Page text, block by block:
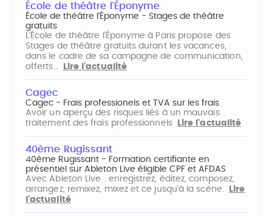
École de théâtre l'Éponyme
École de théâtre l'Éponyme - Stages de théâtre
gratuits
L'École de théâtre l'Éponyme à Paris propose des
Stages de théâtre gratuits durant les vacances,
dans le cadre de sa campagne de communication,
offerts…
Lire l'actualité
Cagec
Cagec - Frais professionels et TVA sur les frais
Avoir un aperçu des risques liés à un mauvais
traitement des frais professionnels
Lire l'actualité
40ème Rugissant
40ème Rugissant - Formation certifiante en
présentiel sur Ableton Live éligible CPF et AFDAS
Avec Ableton Live : enregistrez, éditez, composez,
arrangez, remixez, mixez et ce jusqu'à la scène.
Lire
l'actualité